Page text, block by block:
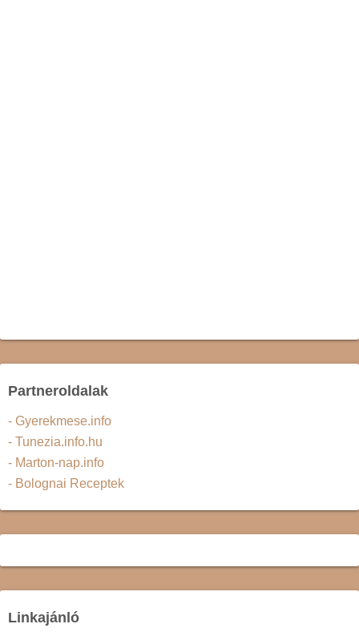
Partneroldalak
- Gyerekmese.info
- Tunezia.info.hu
- Marton-nap.info
- Bolognai Receptek
Linkajánló